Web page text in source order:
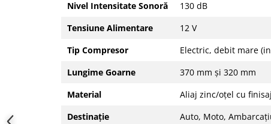
Nivel Intensitate Sonoră
130 dB
Tensiune Alimentare
12 V
Tip Compresor
Electric, debit mare
Lungime Goarne
370 mm și 320 mm
Material
Aliaj zinc/oțel cu
Destinație
Auto, Moto,